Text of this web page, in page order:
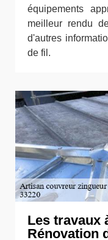
équipements
meilleur rendu
d'autres
de fil.
Les travaux
Rénovation